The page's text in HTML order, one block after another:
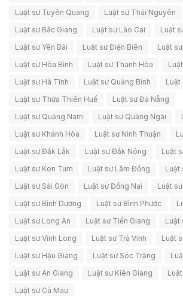
Luật sư Tuyên Quang
Luật sư Thái Nguyên
Luật sư Bắc Giang
Luật sư Lào Cai
Luật
Luật sư Yên Bái
Luật sư Điện Biên
Luật
Luật sư Hòa Bình
Luật sư Thanh Hóa
Luật sư Hà Tĩnh
Luật sư Quảng Bình
Luật
Luật sư Thừa Thiên Huế
Luật sư Đà Nẵng
Luật sư Quảng Nam
Luật sư Quảng Ngãi
Luật sư Khánh Hòa
Luật sư Ninh Thuận
Luật sư Đắk Lắk
Luật sư Đắk Nông
Luật
Luật sư Kon Tum
Luật sư Lâm Đồng
Luật
Luật sư Sài Gòn
Luật sư Đồng Nai
Luật
Luật sư Bình Dương
Luật sư Bình Phước
Luật sư Long An
Luật sư Tiền Giang
Luật
Luật sư Vĩnh Long
Luật sư Trà Vinh
Luật
Luật sư Hậu Giang
Luật sư Sóc Trăng
Luật sư An Giang
Luật sư Kiên Giang
Luật sư Cà Mau